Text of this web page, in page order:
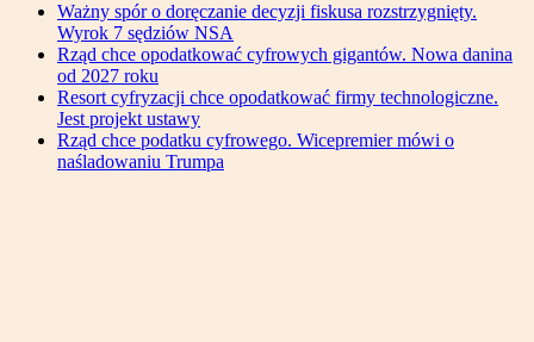
Ważny spór o doręczanie decyzji fiskusa rozstrzygnięty.
Wyrok 7 sędziów NSA
Rząd chce opodatkować cyfrowych gigantów. Nowa danina
od 2027 roku
Resort cyfryzacji chce opodatkować firmy technologiczne.
Jest projekt ustawy
Rząd chce podatku cyfrowego. Wicepremier mówi o
naśladowaniu Trumpa